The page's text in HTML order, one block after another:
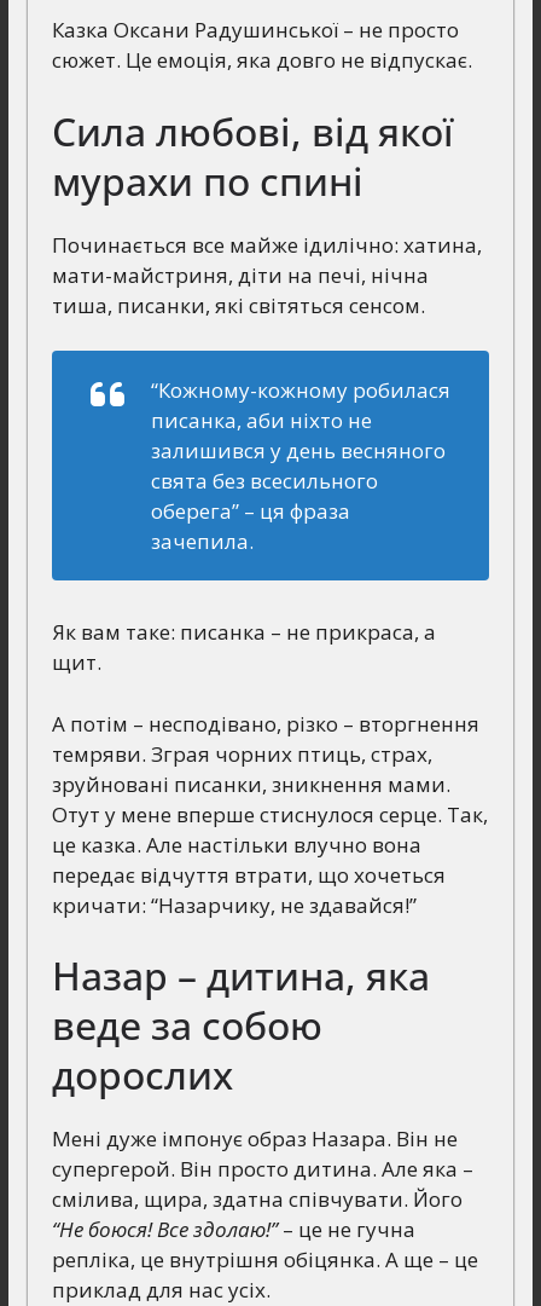
Казка Оксани Радушинської – не просто
сюжет. Це емоція, яка довго не відпускає.
Сила любові, від якої
мурахи по спині
Починається все майже ідилічно: хатина,
мати-майстриня, діти на печі, нічна
тиша, писанки, які світяться сенсом.
“Кожному-кожному робилася
писанка, аби ніхто не
залишився у день весняного
свята без всесильного
оберега”– ця фраза
зачепила.
Як вам таке: писанка – не прикраса, а
щит.
А потім – несподівано, різко – вторгнення
темряви. Зграя чорних птиць, страх,
зруйновані писанки, зникнення мами.
Отут у мене вперше стиснулося серце. Так,
це казка. Але настільки влучно вона
передає відчуття втрати, що хочеться
кричати: “Назарчику, не здавайся!”
Назар – дитина, яка
веде за собою
дорослих
Мені дуже імпонує образ Назара. Він не
супергерой. Він просто дитина. Але яка –
смілива, щира, здатна співчувати. Його
“Не боюся! Все здолаю!”– це не гучна
репліка, це внутрішня обіцянка. А ще – це
приклад для нас усіх.